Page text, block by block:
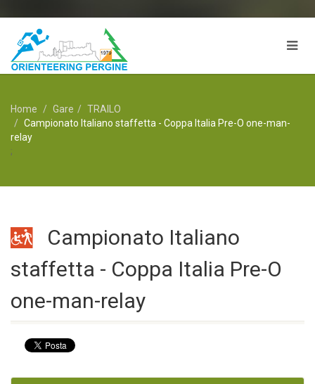
Home Gare
TRAILO
Campionato Italiano staffetta - Coppa Italia Pre-O one-man-
relay
;
Campionato Italiano
staffetta - Coppa Italia Pre-O
one-man-relay